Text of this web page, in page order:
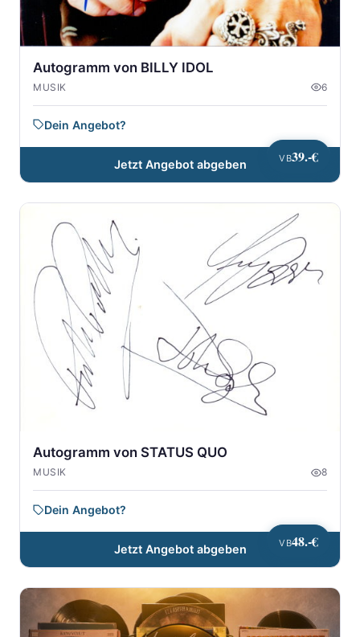
VB39.-€
Autogramm von BILLY IDOL
MUSIK 6
Dein Angebot?
Jetzt Angebot abgeben
VB48.-€
Autogramm von STATUS QUO
MUSIK 8
Dein Angebot?
Jetzt Angebot abgeben